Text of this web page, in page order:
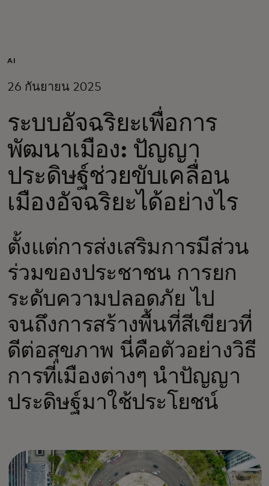
สำหรับผู้สร้างนวัตกรรม
ข่าวสารและแนวโน้ม
AI
26 กันยายน 2025
ระบบอัจฉริยะเพื่อการ
พัฒนาเมือง: ปัญญา
ประดิษฐ์ช่วยขับเคลื่อน
เมืองอัจฉริยะได้อย่างไร
ตั้งแต่การส่งเสริมการมีส่วน
ร่วมของประชาชน การยก
ระดับความปลอดภัย ไป
จนถึงการสร้างพื้นที่สีเขียวที่
ดีต่อสุขภาพ นี่คือตัวอย่างวิธี
การที่เมืองต่างๆ นำปัญญา
ประดิษฐ์มาใช้ประโยชน์